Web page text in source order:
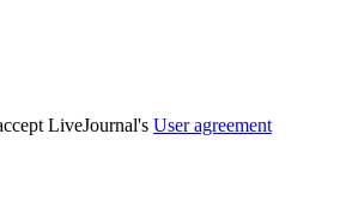
LiveJournal's User agreement